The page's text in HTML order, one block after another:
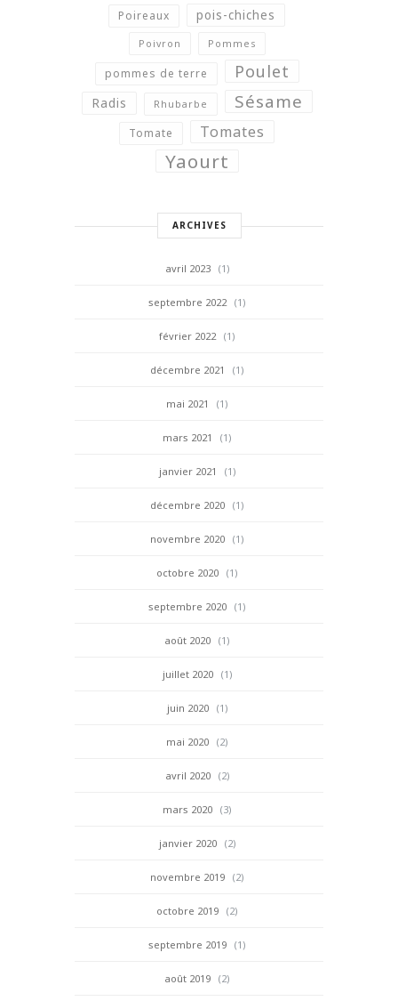
Poireaux pois-chiches
Poivron Pommes
pommes de terre Poulet
Radis Rhubarbe Sésame
Tomate Tomates
Yaourt
ARCHIVES
avril 2023 (1)
septembre 2022 (1)
février 2022 (1)
décembre 2021 (1)
mai 2021 (1)
mars 2021 (1)
janvier 2021 (1)
décembre 2020 (1)
novembre 2020 (1)
octobre 2020 (1)
septembre 2020 (1)
août 2020 (1)
juillet 2020 (1)
juin 2020 (1)
mai 2020 (2)
avril 2020 (2)
mars 2020 (3)
janvier 2020 (2)
novembre 2019 (2)
octobre 2019 (2)
septembre 2019 (1)
août 2019 (2)